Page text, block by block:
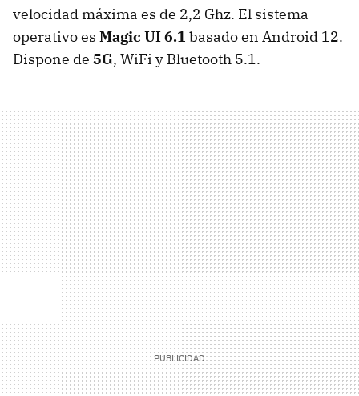
velocidad máxima es de 2,2 Ghz. El sistema
operativo es Magic UI 6.1 basado en Android 12.
Dispone de 5G, WiFi y Bluetooth 5.1.